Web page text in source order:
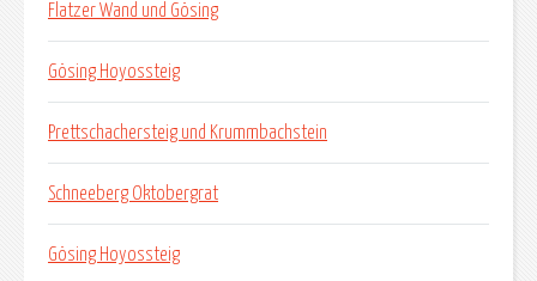
Flatzer Wand und Gösing
Gösing Hoyossteig
Prettschachersteig und Krummbachstein
Schneeberg Oktobergrat
Gösing Hoyossteig